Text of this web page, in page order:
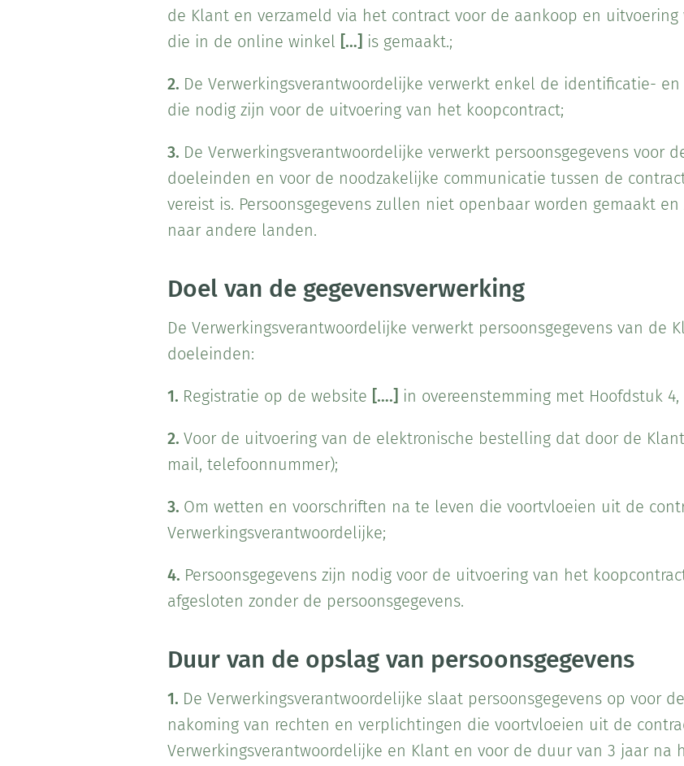
de Klant en verzameld via het contract voor de aankoop en
die in de online winkel […] is gemaakt.;
2. De Verwerkingsverantwoordelijke verwerkt enkel de identificatie-
die nodig zijn voor de uitvoering van het koopcontract;
3. De Verwerkingsverantwoordelijke verwerkt persoonsgegevens voor
doeleinden en voor de noodzakelijke communicatie tussen de
vereist is. Persoonsgegevens zullen niet openbaar worden gemaakt
naar andere landen.
Doel van de gegevensverwerking
De Verwerkingsverantwoordelijke verwerkt persoonsgegevens van de
doeleinden:
1. Registratie op de website [….] in overeenstemming met Hoofdstuk 4,
2. Voor de uitvoering van de elektronische bestelling dat door de
mail, telefoonnummer);
3. Om wetten en voorschriften na te leven die voortvloeien uit de
Verwerkingsverantwoordelijke;
4. Persoonsgegevens zijn nodig voor de uitvoering van het
afgesloten zonder de persoonsgegevens.
Duur van de opslag van persoonsgegevens
1. De Verwerkingsverantwoordelijke slaat persoonsgegevens op voor
nakoming van rechten en verplichtingen die voortvloeien uit de
Verwerkingsverantwoordelijke en Klant en voor de duur van 3 jaar na